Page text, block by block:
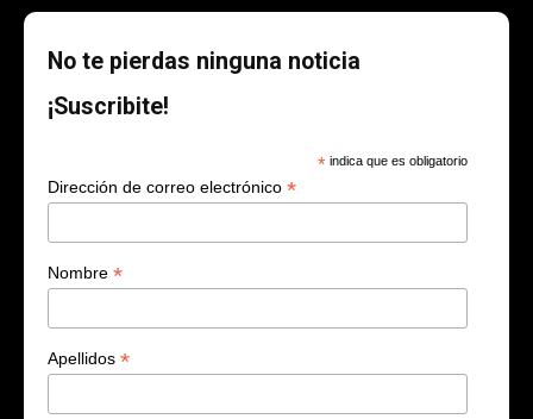
No te pierdas ninguna noticia
¡Suscribite!
* indica que es obligatorio
Dirección de correo electrónico *
Nombre *
Apellidos *